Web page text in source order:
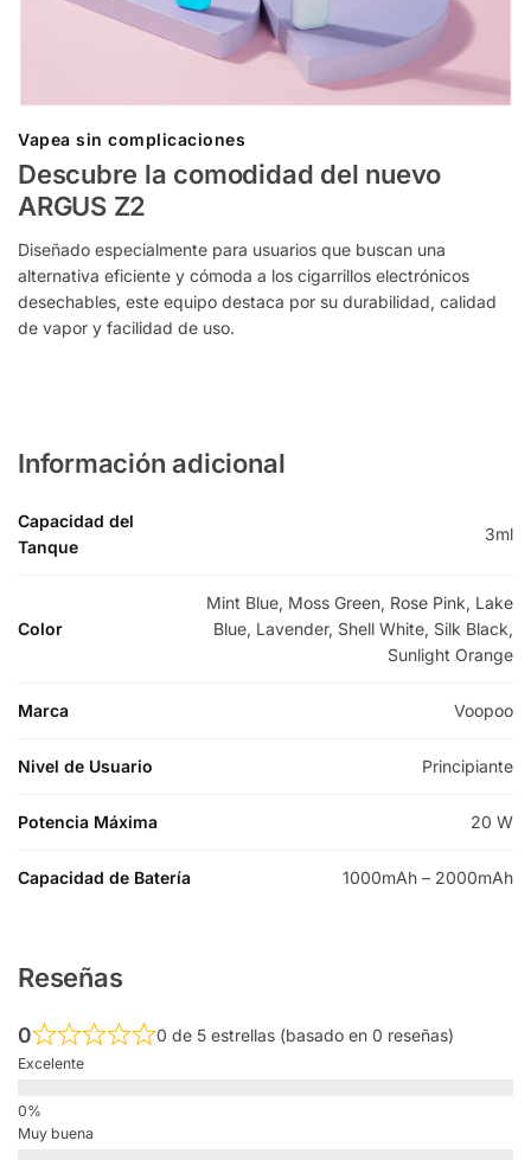
Vapea sin complicaciones
Descubre la comodidad del nuevo
ARGUS Z2
Diseñado especialmente para usuarios que buscan una
alternativa eficiente y cómoda a los cigarrillos electrónicos
desechables, este equipo destaca por su durabilidad, calidad
de vapor y facilidad de uso.
Información adicional
Capacidad del
Tanque
3ml
Color
Mint Blue, Moss Green, Rose Pink, Lake
Blue, Lavender, Shell White, Silk Black,
Sunlight Orange
Marca Voopoo
Nivel de Usuario Principiante
Potencia Máxima 20 W
Capacidad de Batería 1000mAh – 2000mAh
Reseñas
0 0 de 5 estrellas (basado en 0 reseñas)
Excelente
Muy buena